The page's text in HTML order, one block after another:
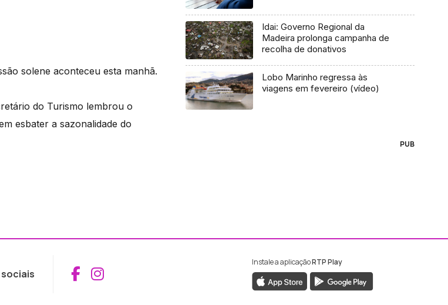
solene aconteceu esta manhã.
do Turismo lembrou o
esbater a sazonalidade do
Idai: Governo Regional da
Madeira prolonga campanha de
recolha de donativos
Lobo Marinho regressa às
viagens em fevereiro (vídeo)
PUB
Aceder ao Facebook da RTP Madeira
Aceder ao Instagram da RTP Madeira
Instale a aplicaçãoRTP Play